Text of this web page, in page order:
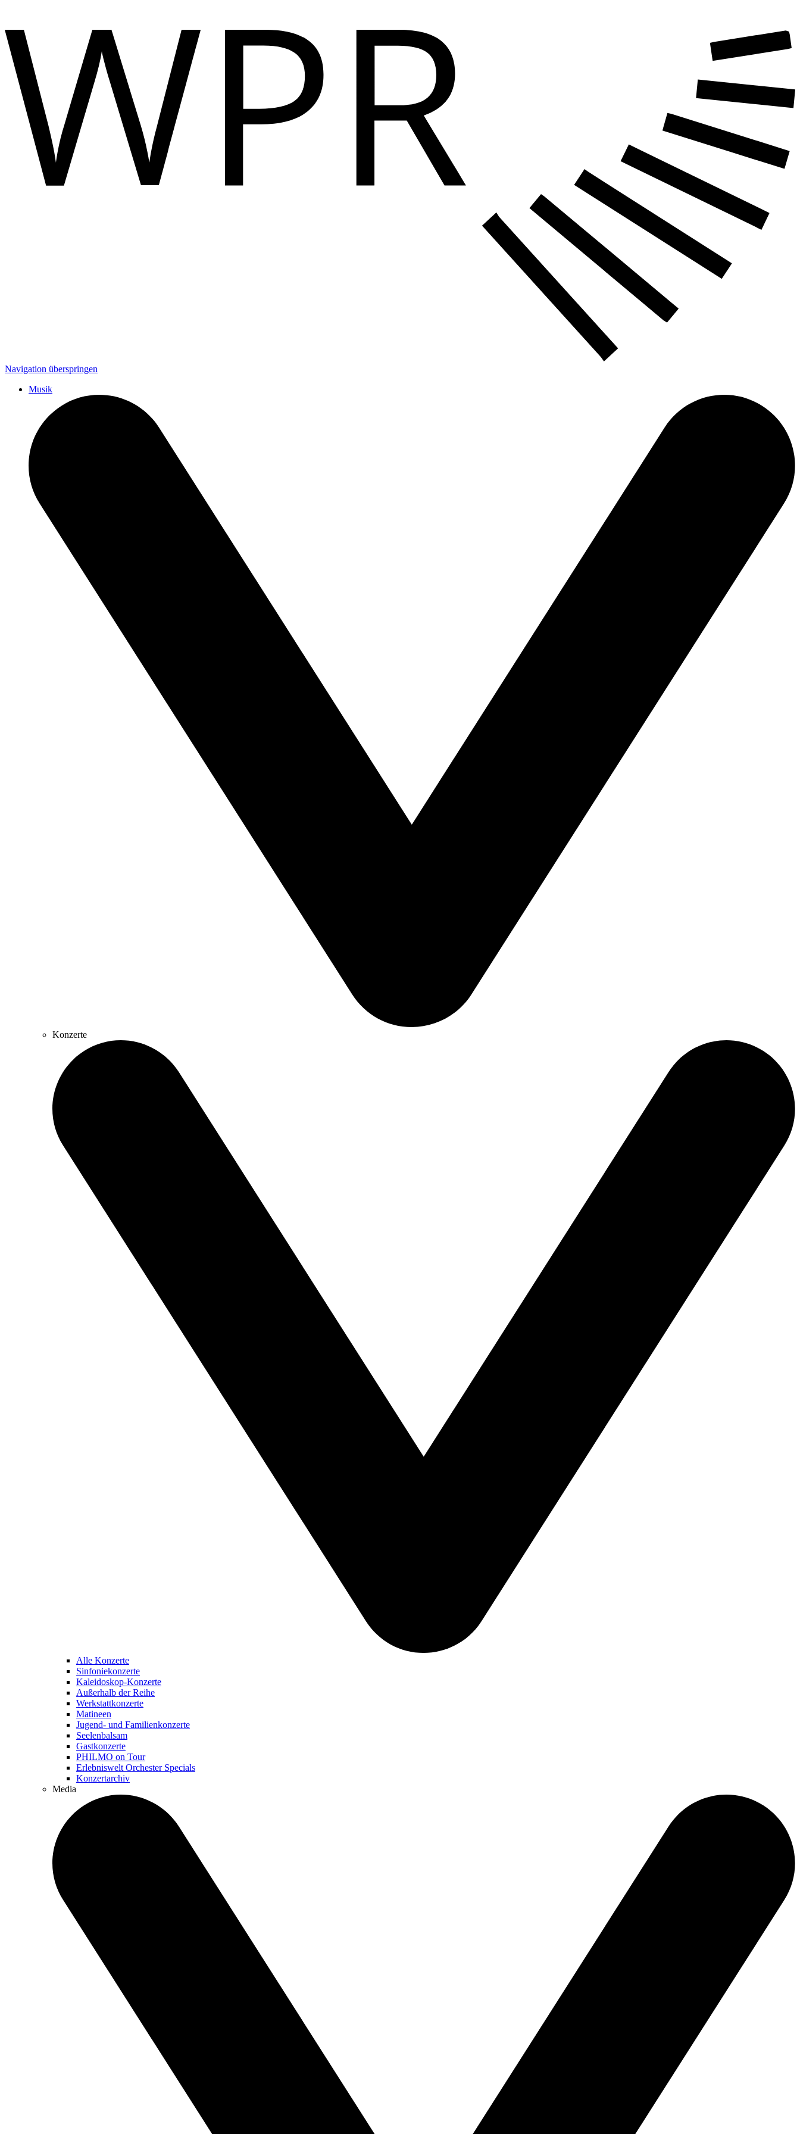
Navigation überspringen
Musik
Konzerte
Alle Konzerte
Sinfoniekonzerte
Kaleidoskop-Konzerte
Außerhalb der Reihe
Werkstattkonzerte
Matineen
Jugend- und Familienkonzerte
Seelenbalsam
Gastkonzerte
PHILMO on Tour
Erlebniswelt Orchester Specials
Konzertarchiv
Media